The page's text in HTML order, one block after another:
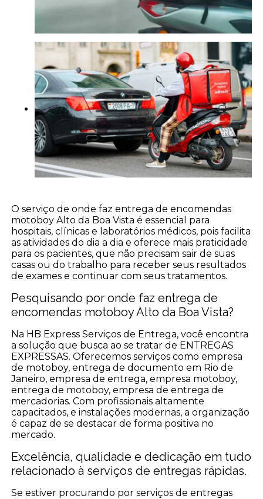
O serviço de onde faz entrega de encomendas
motoboy Alto da Boa Vista é essencial para
hospitais, clínicas e laboratórios médicos, pois facilita
as atividades do dia a dia e oferece mais praticidade
para os pacientes, que não precisam sair de suas
casas ou do trabalho para receber seus resultados
de exames e continuar com seus tratamentos.
Pesquisando por onde faz entrega de
encomendas motoboy Alto da Boa Vista?
Na HB Express Serviços de Entrega, você encontra
a solução que busca ao se tratar de ENTREGAS
EXPRESSAS. Oferecemos serviços como empresa
de motoboy, entrega de documento em Rio de
Janeiro, empresa de entrega, empresa motoboy,
entrega de motoboy, empresa de entrega de
mercadorias. Com profissionais altamente
capacitados, e instalações modernas, a organização
é capaz de se destacar de forma positiva no
mercado.
Excelência, qualidade e dedicação em tudo
relacionado à serviços de entregas rápidas.
Se estiver procurando por serviços de entregas